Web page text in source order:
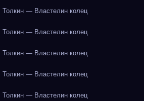
— Властелин колец
— Властелин колец
— Властелин колец
— Властелин колец
— Властелин колец